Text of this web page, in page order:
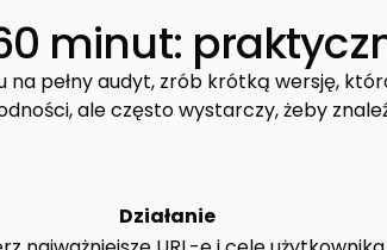
minut:
na pełny audyt, zrób krótką wersję,
ale często wystarczy, żeby
Działanie